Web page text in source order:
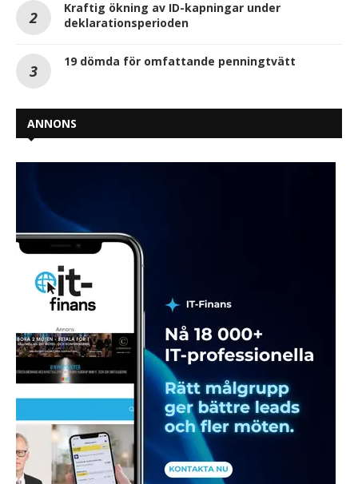
Kraftig ökning av ID-kapningar under
deklarationsperioden
19 dömda för omfattande penningtvätt
ANNONS